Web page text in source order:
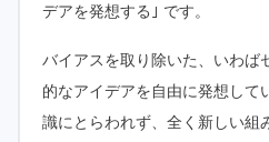
デアを発想する｣ です。
バイアスを取り除いた、いわば
的なアイデアを自由に発想して
識にとらわれず、全く新しい組